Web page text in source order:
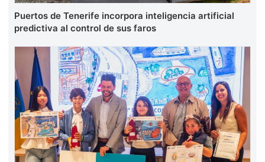
Puertos de Tenerife incorpora inteligencia artificial
predictiva al control de sus faros